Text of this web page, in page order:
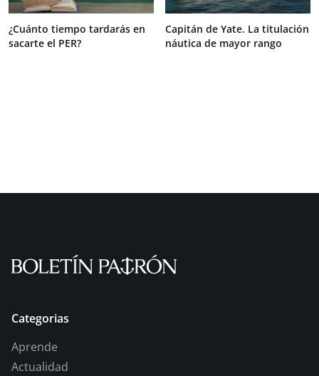
¿Cuánto tiempo tardarás en
sacarte el PER?
Capitán de Yate. La titulación
náutica de mayor rango
Categorias
Aprende
Actualidad